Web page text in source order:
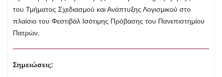
του Τμήματος Σχεδιασμού και Ανάπτυξης Λογισμικού στο
πλαίσιο του Φεστιβάλ Ισότιμης Πρόβασης του Πανεπιστημίου
Πατρών.
Σημειώσεις: